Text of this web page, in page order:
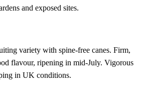
and exposed sites.
variety with spine-free canes. Firm,
flavour, ripening in mid-July. Vigorous
in UK conditions.